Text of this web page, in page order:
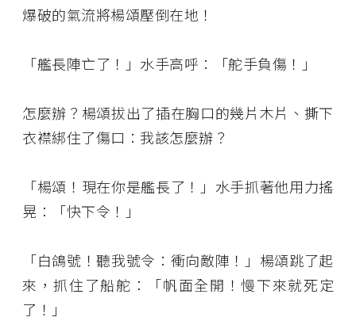
爆破的氣流將楊頌壓倒在地！
「艦長陣亡了！」水手高呼：「舵手負傷！」
怎麼辦？楊頌拔出了插在胸口的幾片木片、撕下
衣襟綁住了傷口：我該怎麼辦？
「楊頌！現在你是艦長了！」水手抓著他用力搖
晃：「快下令！」
「白鴿號！聽我號令：衝向敵陣！」楊頌跳了起
來，抓住了船舵：「帆面全開！慢下來就死定
了！」